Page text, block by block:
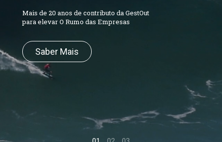
Mais de 20 anos de contributo da GestOut
para elevar O Rumo das Empresas
Saber Mais